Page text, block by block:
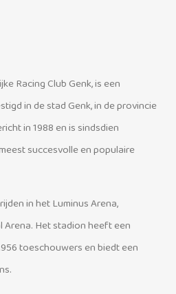
Racing Club Genk, is een
in de stad Genk, in de provincie
in 1988 en is sindsdien
succesvolle en populaire
in het Luminus Arena,
Het stadion heeft een
toeschouwers en biedt een